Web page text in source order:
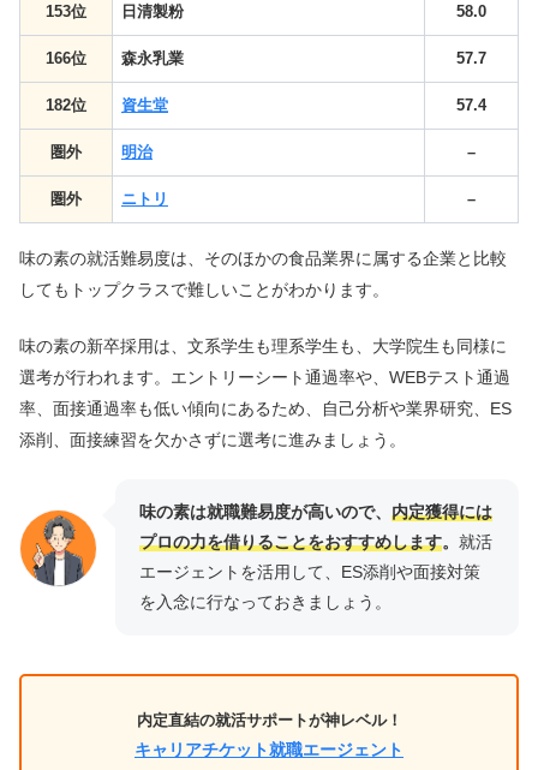
153位 日清製粉 58.0
166位 森永乳業 57.7
182位 資生堂 57.4
圏外 明治 –
圏外 ニトリ –
味の素の就活難易度は、そのほかの食品業界に属する企業と比較
してもトップクラスで難しいことがわかります。
味の素の新卒採用は、文系学生も理系学生も、大学院生も同様に
選考が行われます。エントリーシート通過率や、WEBテスト通過
率、面接通過率も低い傾向にあるため、自己分析や業界研究、ES
添削、面接練習を欠かさずに選考に進みましょう。
味の素は就職難易度が高いので、 内定獲得には
プロの力を借りることをおすすめします。 就活
エージェントを活用して、ES添削や面接対策
を入念に行なっておきましょう。
内定直結の就活サポートが神レベル！
キャリアチケット就職エージェント